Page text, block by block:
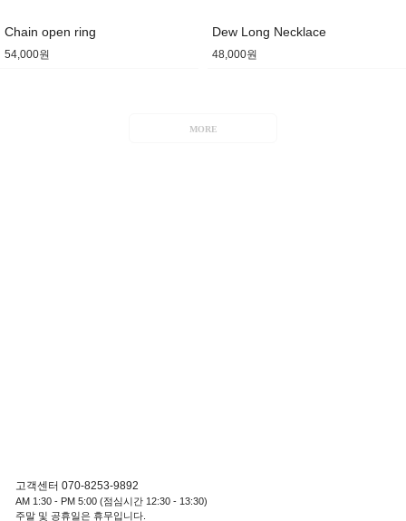
Chain open ring
54,000원
Dew Long Necklace
48,000원
MORE
고객센터 070-8253-9892
AM 1:30 - PM 5:00 (점심시간 12:30 - 13:30)
주말 및 공휴일은 휴무입니다.